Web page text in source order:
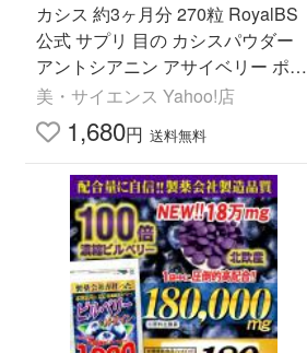
カシス 約3ヶ月分 270粒 RoyalBS
公式 サプリ 目の カシスパウダー
アントシアニン アサイベリー ポリ
フェノール ブルーベリー パソコン
日本製 大容量 送料無料
美・サイエンス Yahoo!店
1,680円 送料無料